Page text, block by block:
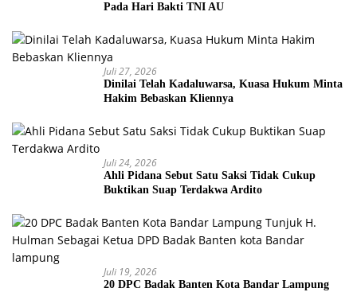
Pada Hari Bakti TNI AU
Juli 27, 2026
Dinilai Telah Kadaluwarsa, Kuasa Hukum Minta
Hakim Bebaskan Kliennya
Juli 24, 2026
Ahli Pidana Sebut Satu Saksi Tidak Cukup
Buktikan Suap Terdakwa Ardito
Juli 19, 2026
20 DPC Badak Banten Kota Bandar Lampung